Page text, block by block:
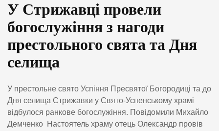
У Стрижавці провели
богослужіння з нагоди
престольного свята та Дня
селища
У престольне свято Успіння Пресвятої Богородиці та до
Дня селища Стрижавки у Свято-Успенському храмі
відбулося ранкове богослужіння. Повідомили Михайло
Демченко Настоятель храму отець Олександр провів